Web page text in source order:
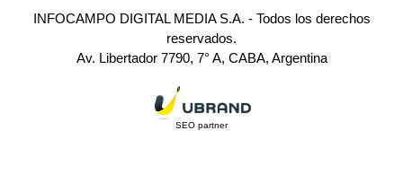
INFOCAMPO DIGITAL MEDIA S.A. - Todos los derechos
reservados.
Av. Libertador 7790, 7° A, CABA, Argentina
SEO partner